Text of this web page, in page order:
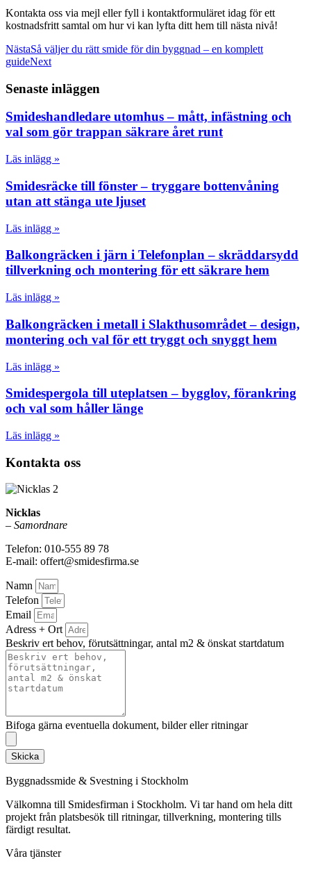
Kontakta oss via mejl eller fyll i kontaktformuläret idag för ett
kostnadsfritt samtal om hur vi kan lyfta ditt hem till nästa nivå!
NästaSå väljer du rätt smide för din byggnad – en komplett
guideNext
Senaste inläggen
Smideshandledare utomhus – mått, infästning och
val som gör trappan säkrare året runt
Läs inlägg »
Smidesräcke till fönster – tryggare bottenvåning
utan att stänga ute ljuset
Läs inlägg »
Balkongräcken i järn i Telefonplan – skräddarsydd
tillverkning och montering för ett säkrare hem
Läs inlägg »
Balkongräcken i metall i Slakthusområdet – design,
montering och val för ett tryggt och snyggt hem
Läs inlägg »
Smidespergola till uteplatsen – bygglov, förankring
och val som håller länge
Läs inlägg »
Kontakta oss
Nicklas
– Samordnare
Telefon: 010-555 89 78
E-mail: offert@smidesfirma.se
Namn
Telefon
Email
Adress + Ort
Beskriv ert behov, förutsättningar, antal m2 & önskat startdatum
Bifoga gärna eventuella dokument, bilder eller ritningar
Skicka
Byggnadssmide & Svestning i Stockholm
Välkomna till Smidesfirman i Stockholm. Vi tar hand om hela ditt
projekt från platsbesök till ritningar, tillverkning, montering tills
färdigt resultat.
Våra tjänster